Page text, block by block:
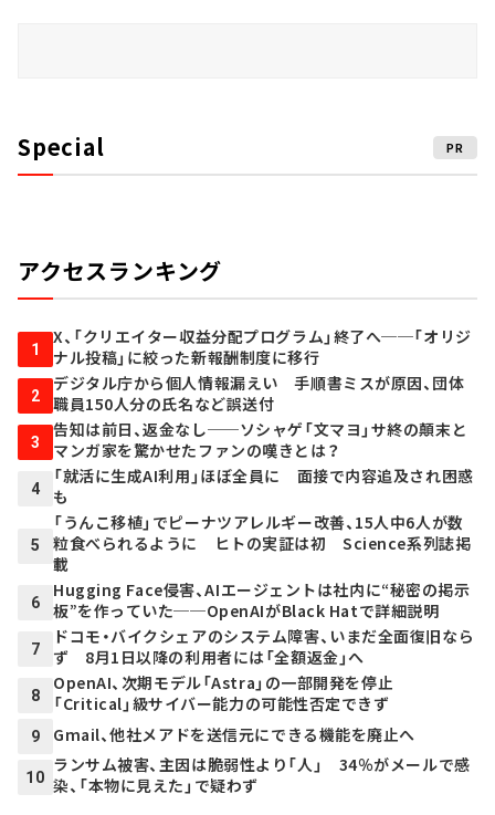
Special PR
アクセスランキング
1
X、「クリエイター収益分配プログラム」終了へ──「オリジ
ナル投稿」に絞った新報酬制度に移行
2
デジタル庁から個人情報漏えい 手順書ミスが原因、団体
職員150人分の氏名など誤送付
3
告知は前日、返金なし──ソシャゲ「文マヨ」サ終の顛末と
マンガ家を驚かせたファンの嘆きとは？
4
「就活に生成AI利用」ほぼ全員に 面接で内容追及され困惑
も
5
「うんこ移植」でピーナツアレルギー改善、15人中6人が数
粒食べられるように ヒトの実証は初 Science系列誌掲
載
6
Hugging Face侵害、AIエージェントは社内に“秘密の掲示
板”を作っていた──OpenAIがBlack Hatで詳細説明
7
ドコモ・バイクシェアのシステム障害、いまだ全面復旧なら
ず 8月1日以降の利用者には「全額返金」へ
8
OpenAI、次期モデル「Astra」の一部開発を停止
「Critical」級サイバー能力の可能性否定できず
9 Gmail、他社メアドを送信元にできる機能を廃止へ
10
ランサム被害、主因は脆弱性より「人」 34％がメールで感
染、「本物に見えた」で疑わず